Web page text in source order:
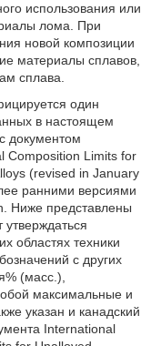
использования или
лома. При
новой композиции
материалы сплавов,
сплава.
один
в настоящем
документом
Composition Limits for
(revised in January
ранними версиями
Ниже представлены
областях техники
с других
(масс.),
максимальные и
указан и канадский
International